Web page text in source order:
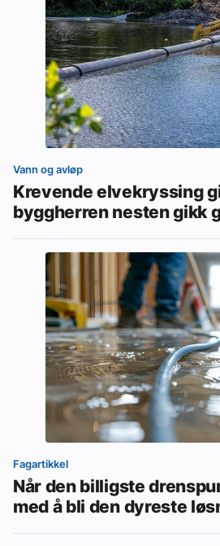
Vann og avløp
Krevende elvekryssing
byggherren nesten gikk
Fagartikkel
Når den billigste
med å bli den dyreste